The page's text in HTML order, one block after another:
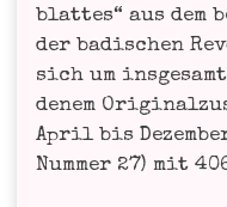
blat­tes“ aus dem
der badi­schen
sich um
de­nem
April bis
Num­mer 27) mit